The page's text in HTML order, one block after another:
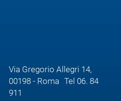
Via Gregorio Allegri 14,
00198 - Roma Tel 06. 84
911